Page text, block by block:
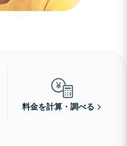
料金を計算・調べる